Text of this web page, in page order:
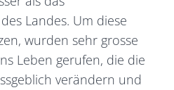
Landes. Um diese
wurden sehr grosse
Leben gerufen, die die
verändern und